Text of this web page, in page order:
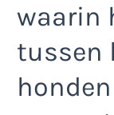
waarin
tussen